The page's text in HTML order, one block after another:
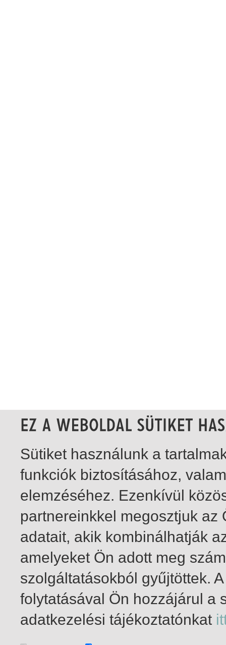
1-11 / total 11 hit
Sütiket használunk a
funkciók biztosításához,
elemzéséhez. Ezenkívül
partnereinkkel megosztjuk
adatait, akik kombinálhatják
amelyeket Ön adott meg
szolgáltatásokból gyűjtöttek.
folytatásával Ön hozzájárul a
adatkezelési tájékoztatónkat